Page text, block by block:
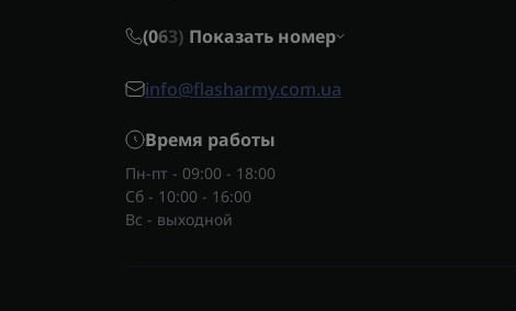
(063) Показать номер
info@flasharmy.com.ua
Время работы
Пн-пт - 09:00 - 18:00
Сб - 10:00 - 16:00
Вс - выходной